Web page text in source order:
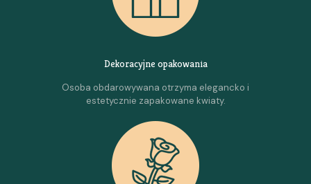
Dekoracyjne opakowania
Osoba obdarowywana otrzyma elegancko i
estetycznie zapakowane kwiaty.